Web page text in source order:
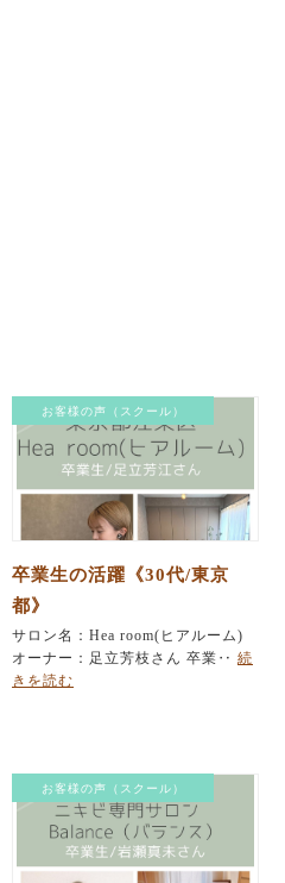
お客様の声（スクール）
卒業生の活躍《30代/東京
都》
サロン名：Hea room(ヒアルーム)
オーナー：足立芳枝さん 卒業‥ 続
きを読む
お客様の声（スクール）